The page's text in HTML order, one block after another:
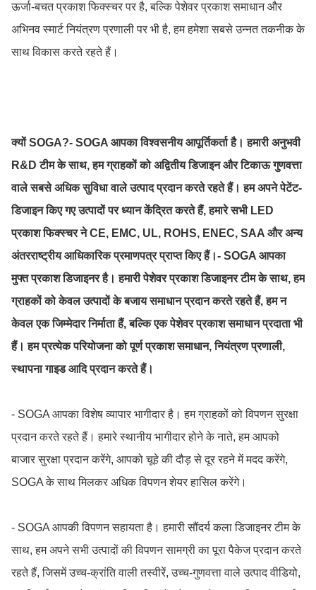
ऊर्जा-बचत प्रकाश फिक्स्चर पर है, बल्कि पेशेवर प्रकाश समाधान और
अभिनव स्मार्ट नियंत्रण प्रणाली पर भी है, हम हमेशा सबसे उन्नत तकनीक के
साथ विकास करते रहते हैं।
क्यों SOGA?- SOGA आपका विश्वसनीय आपूर्तिकर्ता है। हमारी अनुभवी
R&D टीम के साथ, हम ग्राहकों को अद्वितीय डिजाइन और टिकाऊ गुणवत्ता
वाले सबसे अधिक सुविधा वाले उत्पाद प्रदान करते रहते हैं। हम अपने पेटेंट-
डिजाइन किए गए उत्पादों पर ध्यान केंद्रित करते हैं, हमारे सभी LED
प्रकाश फिक्स्चर ने CE, EMC, UL, ROHS, ENEC, SAA और अन्य
अंतरराष्ट्रीय आधिकारिक प्रमाणपत्र प्राप्त किए हैं।- SOGA आपका
मुफ्त प्रकाश डिजाइनर है। हमारी पेशेवर प्रकाश डिजाइनर टीम के साथ, हम
ग्राहकों को केवल उत्पादों के बजाय समाधान प्रदान करते रहते हैं, हम न
केवल एक जिम्मेदार निर्माता हैं, बल्कि एक पेशेवर प्रकाश समाधान प्रदाता भी
हैं। हम प्रत्येक परियोजना को पूर्ण प्रकाश समाधान, नियंत्रण प्रणाली,
स्थापना गाइड आदि प्रदान करते हैं।
- SOGA आपका विशेष व्यापार भागीदार है। हम ग्राहकों को विपणन सुरक्षा
प्रदान करते रहते हैं। हमारे स्थानीय भागीदार होने के नाते, हम आपको
बाजार सुरक्षा प्रदान करेंगे, आपको चूहे की दौड़ से दूर रहने में मदद करेंगे,
SOGA के साथ मिलकर अधिक विपणन शेयर हासिल करेंगे।
- SOGA आपकी विपणन सहायता है। हमारी सौंदर्य कला डिजाइनर टीम के
साथ, हम अपने सभी उत्पादों की विपणन सामग्री का पूरा पैकेज प्रदान करते
रहते हैं, जिसमें उच्च-क्रांति वाली तस्वीरें, उच्च-गुणवत्ता वाले उत्पाद वीडियो,